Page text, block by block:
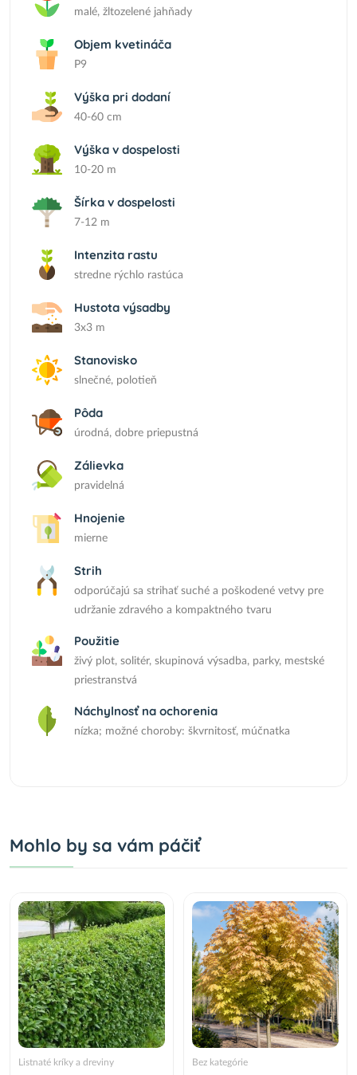
malé, žltozelené jahňady
Objem kvetináča
P9
Výška pri dodaní
40-60 cm
Výška v dospelosti
10-20 m
Šírka v dospelosti
7-12 m
Intenzita rastu
stredne rýchlo rastúca
Hustota výsadby
3x3 m
Stanovisko
slnečné, polotieň
Pôda
úrodná, dobre priepustná
Zálievka
pravidelná
Hnojenie
mierne
Strih
odporúčajú sa strihať suché a poškodené vetvy pre
udržanie zdravého a kompaktného tvaru
Použitie
živý plot, solitér, skupinová výsadba, parky, mestské
priestranstvá
Náchylnosť na ochorenia
nízka; možné choroby: škvrnitosť, múčnatka
Mohlo by sa vám páčiť
Listnaté kríky a dreviny Bez kategórie